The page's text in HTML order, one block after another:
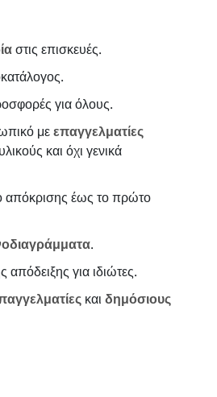
στις επισκευές.
για όλους.
μεεπαγγελματίες
και όχι γενικά
απόκρισης έως το πρώτο
.
για ιδιώτες.
και δημόσιους